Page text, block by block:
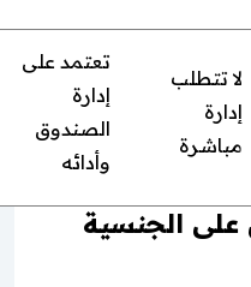
لا تتطلب
إدارة
مباشرة
تعتمد على
إدارة
الصندوق
وأدائه
الجنسية